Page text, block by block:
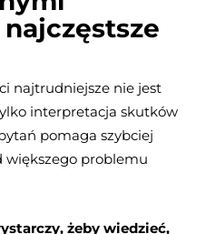
najtrudniejsze nie jest
interpretacja skutków
pomaga szybciej
problemu
żeby wiedzieć,